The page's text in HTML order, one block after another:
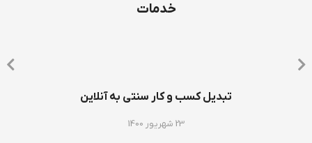
خدمات
تبدیل کسب و کار سنتی به آنلاین
23 شهریور 1400